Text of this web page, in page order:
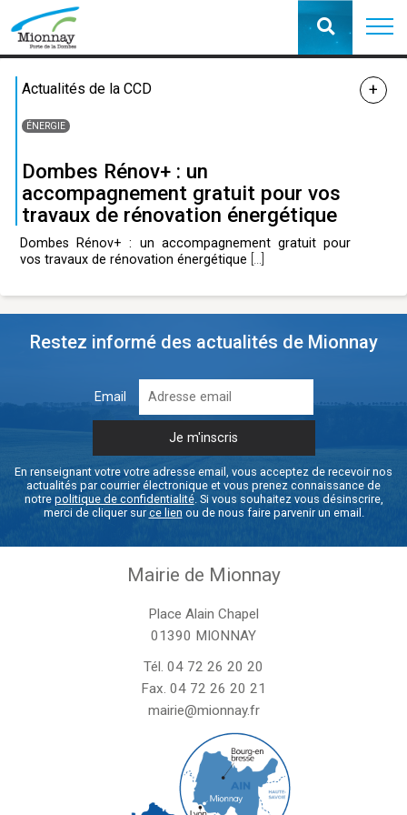
Actualités de la CCD
ÉNERGIE
Dombes Rénov+ : un
accompagnement gratuit pour vos
travaux de rénovation énergétique
Dombes Rénov+ : un accompagnement gratuit pour
vos travaux de rénovation énergétique […]
Restez informé des actualités de Mionnay
Email
En renseignant votre votre adresse email, vous acceptez de recevoir nos
actualités par courrier électronique et vous prenez connaissance de
notre politique de confidentialité. Si vous souhaitez vous désinscrire,
merci de cliquer surce lien ou de nous faire parvenir un email.
Mairie de Mionnay
Place Alain Chapel
01390 MIONNAY
Tél. 04 72 26 20 20
Fax. 04 72 26 20 21
mairie@mionnay.fr